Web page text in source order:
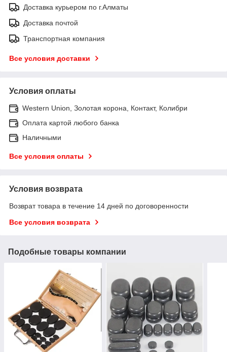
Доставка курьером по г.Алматы
Доставка почтой
Транспортная компания
Все условия доставки
Условия оплаты
Western Union, Золотая корона, Контакт, Колибри
Оплата картой любого банка
Наличными
Все условия оплаты
Условия возврата
Возврат товара в течение 14 дней по договоренности
Все условия возврата
Подобные товары компании